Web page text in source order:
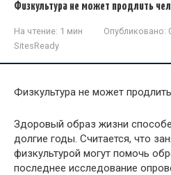
Физкультура не может продлить
На чтение: 1 мин Опубликовано:
SitesReady
Физкультура не может
Здоровый образ жизни
долгие годы. Считается, что
физкультурой могут помочь
последнее исследование